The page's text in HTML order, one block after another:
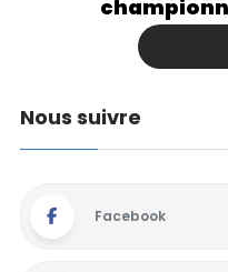
Nous suivre
Facebook